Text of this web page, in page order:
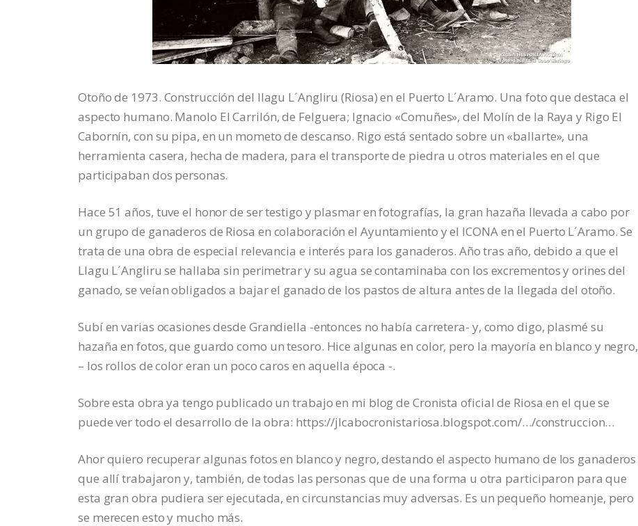
Otoño de 1973. Construcción del llagu L´Angliru (Riosa) en el Puerto L´Aramo. Una foto que destaca el
aspecto humano. Manolo El Carrilón, de Felguera; Ignacio «Comuñes», del Molín de la Raya y Rigo El
Cabornín, con su pipa, en un mometo de descanso. Rigo está sentado sobre un «ballarte», una
herramienta casera, hecha de madera, para el transporte de piedra u otros materiales en el que
participaban dos personas.
Hace 51 años, tuve el honor de ser testigo y plasmar en fotografías, la gran hazaña llevada a cabo por
un grupo de ganaderos de Riosa en colaboración el Ayuntamiento y el ICONA en el Puerto L´Aramo. Se
trata de una obra de especial relevancia e interés para los ganaderos. Año tras año, debido a que el
Llagu L´Angliru se hallaba sin perimetrar y su agua se contaminaba con los excrementos y orines del
ganado, se veían obligados a bajar el ganado de los pastos de altura antes de la llegada del otoño.
Subí en varias ocasiones desde Grandiella -entonces no había carretera- y, como digo, plasmé su
hazaña en fotos, que guardo como un tesoro. Hice algunas en color, pero la mayoría en blanco y negro,
– los rollos de color eran un poco caros en aquella época -.
Sobre esta obra ya tengo publicado un trabajo en mi blog de Cronista oficial de Riosa en el que se
puede ver todo el desarrollo de la obra: https://jlcabocronistariosa.blogspot.com/…/construccion…
Ahor quiero recuperar algunas fotos en blanco y negro, destando el aspecto humano de los ganaderos
que allí trabajaron y, también, de todas las personas que de una forma u otra participaron para que
esta gran obra pudiera ser ejecutada, en circunstancias muy adversas. Es un pequeño homeanje, pero
se merecen esto y mucho más.